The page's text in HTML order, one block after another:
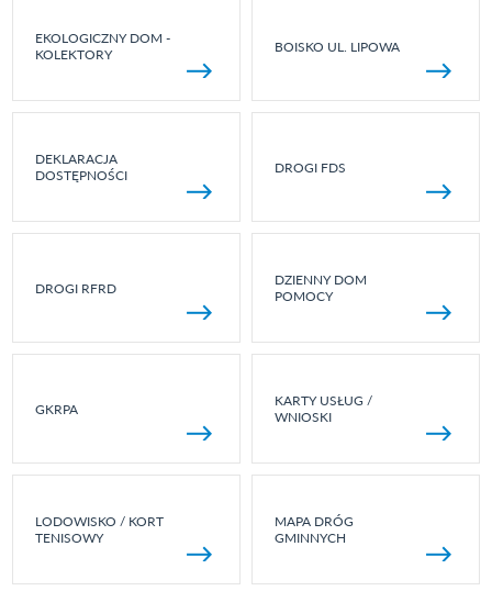
EKOLOGICZNY DOM -
KOLEKTORY
BOISKO UL. LIPOWA
DEKLARACJA
DOSTĘPNOŚCI
DROGI FDS
DROGI RFRD
DZIENNY DOM
POMOCY
GKRPA
KARTY USŁUG /
WNIOSKI
LODOWISKO / KORT
TENISOWY
MAPA DRÓG
GMINNYCH